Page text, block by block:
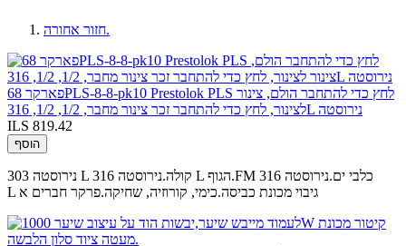
חזור אחורה.
פארקר 68PLS-8-8-pk10 Prestolok PLS לחץ כדי להתחבר הולם, צינור
לצינור, לחץ כדי להתחבר זכר צינור מחבר, 1/2, 1/2, 316L נירוסטה
ILS 819.42
הוסף
נירוסטה 303 L קולה.נירוסטה 316 L הגוף.FM כלבי ים.נירוסטה 316
L גיבוי מכונת כביסה.כימי, קורוזיה, שחיקה.פרקר חברים א